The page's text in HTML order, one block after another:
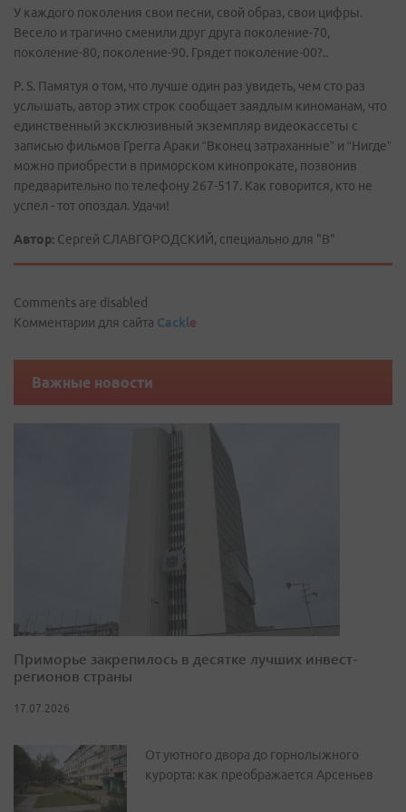
У каждого поколения свои песни, свой образ, свои цифры.
Весело и трагично сменили друг друга поколение-70,
поколение-80, поколение-90. Грядет поколение-00?..
P. S. Памятуя о том, что лучше один раз увидеть, чем сто раз
услышать, автор этих строк сообщает заядлым киноманам, что
единственный эксклюзивный экземпляр видеокассеты с
записью фильмов Грегга Араки “Вконец затраханные” и “Нигде”
можно приобрести в приморском кинопрокате, позвонив
предварительно по телефону 267-517. Как говорится, кто не
успел - тот опоздал. Удачи!
Автор: Сергей СЛАВГОРОДСКИЙ, специально для "В"
Comments are disabled
Комментарии для сайта Cackle
Важные новости
Приморье закрепилось в десятке лучших инвест-
регионов страны
17.07.2026
От уютного двора до горнолыжного
курорта: как преображается Арсеньев